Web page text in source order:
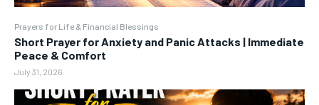
Prayers for Life & Financial Blessings
Short Prayer for Anxiety and Panic Attacks | Immediate
Peace & Comfort
July 31, 2026